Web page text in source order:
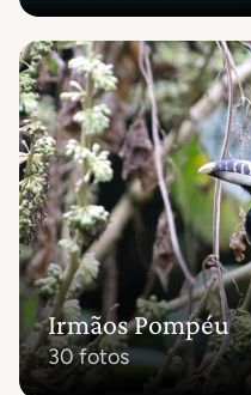
Irmãos Pompéu
30 fotos